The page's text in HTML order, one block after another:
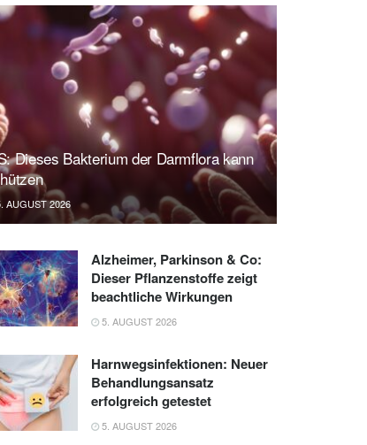
Dieses Bakterium der Darmflora kann
AUGUST 2026
Alzheimer, Parkinson & Co:
Dieser Pflanzenstoffe zeigt
beachtliche Wirkungen
5. AUGUST 2026
Harnwegsinfektionen: Neuer
Behandlungsansatz
erfolgreich getestet
5. AUGUST 2026